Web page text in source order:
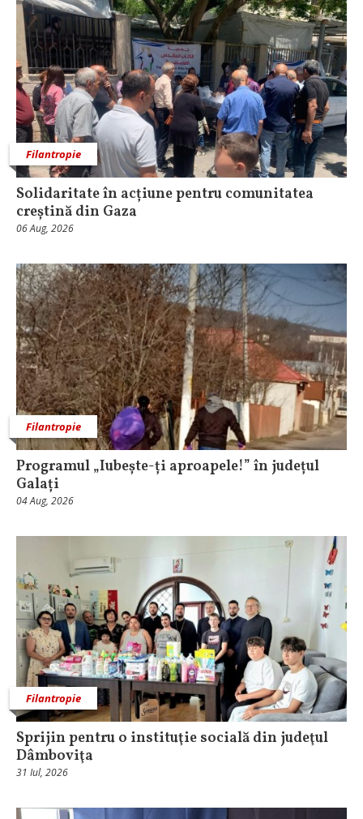
Filantropie
Solidaritate în acțiune pentru comunitatea
creștină din Gaza
06 Aug, 2026
Filantropie
Programul „Iubește-ți aproapele!” în județul
Galați
04 Aug, 2026
Filantropie
Sprijin pentru o instituţie socială din judeţul
Dâmboviţa
31 Iul, 2026